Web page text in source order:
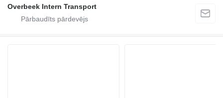
Overbeek Intern Transport